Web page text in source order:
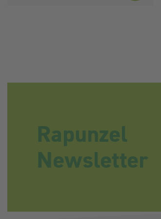
Rapunzel
Newsletter